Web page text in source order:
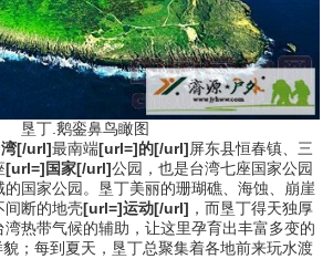
垦丁.鹅銮鼻鸟瞰图
[/url]最南端[url=]的[/url]屏东县恒春镇、三
[url=]国家[/url]公园，也是台湾七座国家公园
国家公园。垦丁美丽的珊瑚礁、海蚀、崩崖
间断的地壳[url=]运动[/url] ，而垦丁得天独厚
热带气候的辅助，让这里孕育出丰富多变的
貌；每到夏天，垦丁总聚集着各地前来玩水渡